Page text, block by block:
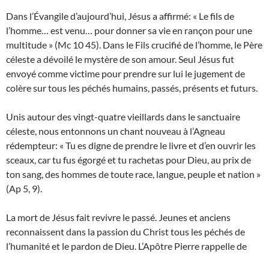
Dans l’Évangile d’aujourd’hui, Jésus a affirmé: « Le fils de
l’homme… est venu… pour donner sa vie en rançon pour une
multitude » (Mc 10 45). Dans le Fils crucifié de l’homme, le Père
céleste a dévoilé le mystère de son amour. Seul Jésus fut
envoyé comme victime pour prendre sur lui le jugement de
colère sur tous les péchés humains, passés, présents et futurs.
Unis autour des vingt-quatre vieillards dans le sanctuaire
céleste, nous entonnons un chant nouveau à l’Agneau
rédempteur: « Tu es digne de prendre le livre et d’en ouvrir les
sceaux, car tu fus égorgé et tu rachetas pour Dieu, au prix de
ton sang, des hommes de toute race, langue, peuple et nation »
(Ap 5, 9).
La mort de Jésus fait revivre le passé. Jeunes et anciens
reconnaissent dans la passion du Christ tous les péchés de
l’humanité et le pardon de Dieu. L’Apôtre Pierre rappelle de